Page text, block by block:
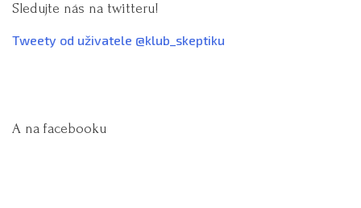
Sledujte nás na twitteru!
Tweety od uživatele @klub_skeptiku
A na facebooku